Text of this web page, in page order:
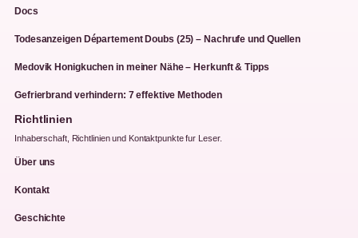
Docs
Todesanzeigen Département Doubs (25) – Nachrufe und Quellen
Medovik Honigkuchen in meiner Nähe – Herkunft & Tipps
Gefrierbrand verhindern: 7 effektive Methoden
Richtlinien
Inhaberschaft, Richtlinien und Kontaktpunkte fur Leser.
Über uns
Kontakt
Geschichte